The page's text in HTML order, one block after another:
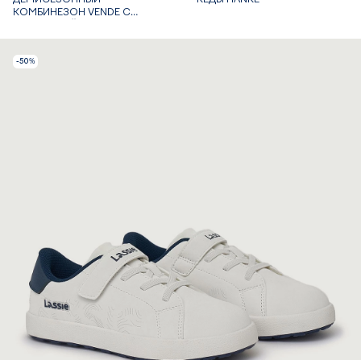
КОМБИНЕЗОН VENDE С
-50%